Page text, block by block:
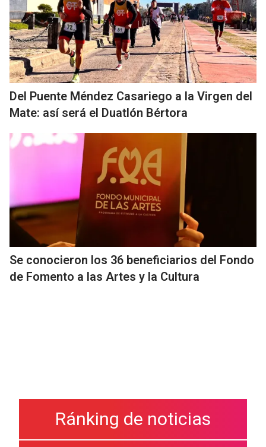
Del Puente Méndez Casariego a la Virgen del
Mate: así será el Duatlón Bértora
Se conocieron los 36 beneficiarios del Fondo
de Fomento a las Artes y la Cultura
Ránking de noticias